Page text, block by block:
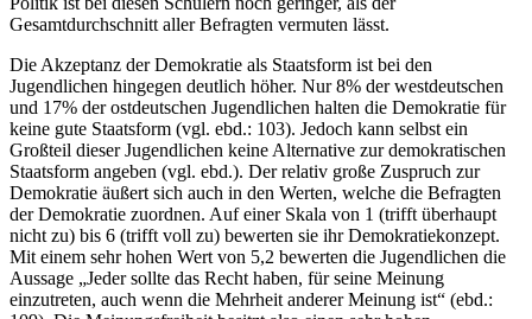
Gesamtdurchschnitt aller Befragten vermuten lässt.
Die Akzeptanz der Demokratie als Staatsform ist bei den
Jugendlichen hingegen deutlich höher. Nur 8% der westdeutschen
und 17% der ostdeutschen Jugendlichen halten die Demokratie für
keine gute Staatsform (vgl. ebd.: 103). Jedoch kann selbst ein
Großteil dieser Jugendlichen keine Alternative zur demokratischen
Staatsform angeben (vgl. ebd.). Der relativ große Zuspruch zur
Demokratie äußert sich auch in den Werten, welche die Befragten
der Demokratie zuordnen. Auf einer Skala von 1 (trifft überhaupt
nicht zu) bis 6 (trifft voll zu) bewerten sie ihr Demokratiekonzept.
Mit einem sehr hohen Wert von 5,2 bewerten die Jugendlichen die
Aussage „Jeder sollte das Recht haben, für seine Meinung
einzutreten, auch wenn die Mehrheit anderer Meinung ist“ (ebd.: